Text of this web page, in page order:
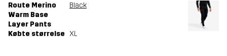
Route Merino
Warm Base
Layer Pants
Black
Købte størrelse XL